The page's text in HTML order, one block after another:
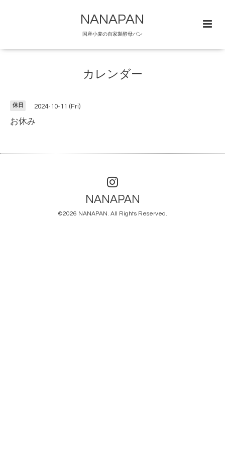
NANAPAN
国産小麦の自家製酵母パン
カレンダー
休日 2024-10-11 (Fri)
お休み
NANAPAN
©2026 NANAPAN. All Rights Reserved.